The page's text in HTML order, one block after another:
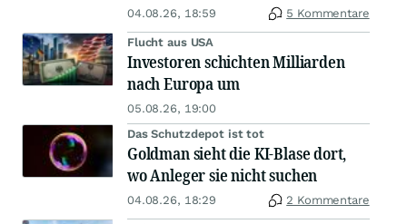
04.08.26, 18:59 5 Kommentare
Flucht aus USA
Investoren schichten Milliarden
nach Europa um
05.08.26, 19:00
Das Schutzdepot ist tot
Goldman sieht die KI-Blase dort,
wo Anleger sie nicht suchen
04.08.26, 18:29 2 Kommentare